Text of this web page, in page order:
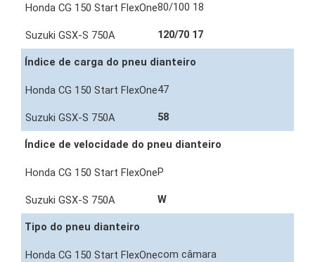
80/100 18
120/70 17
Índice de carga do pneu dianteiro
47
58
Índice de velocidade do pneu dianteiro
P
W
Tipo do pneu dianteiro
com câmara